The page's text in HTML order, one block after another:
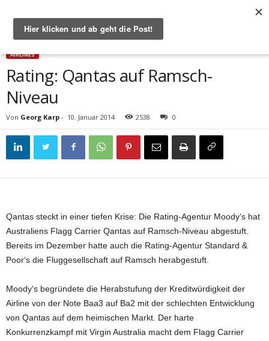
Start Airlines Rating: Qantas auf Ramsch-Niveau
AIRLINES
Rating: Qantas auf Ramsch-
Niveau
Von Georg Karp - 10. Januar 2014 2538 0
Qantas steckt in einer tiefen Krise: Die Rating-Agentur Moody‘s hat
Australiens Flagg Carrier Qantas auf Ramsch-Niveau abgestuft.
Bereits im Dezember hatte auch die Rating-Agentur Standard &
Poor‘s die Fluggesellschaft auf Ramsch herabgestuft.
Moody‘s begründete die Herabstufung der Kreditwürdigkeit der
Airline von der Note Baa3 auf Ba2 mit der schlechten Entwicklung
von Qantas auf dem heimischen Markt. Der harte
Konkurrenzkampf mit Virgin Australia macht dem Flagg Carrier